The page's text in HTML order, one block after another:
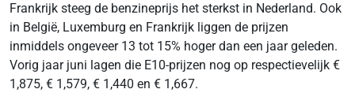
Frankrijk steeg de benzineprijs het sterkst in Nederland. Ook
in België, Luxemburg en Frankrijk liggen de prijzen
inmiddels ongeveer 13 tot 15% hoger dan een jaar geleden.
Vorig jaar juni lagen die E10-prijzen nog op respectievelijk €
1,875, € 1,579, € 1,440 en € 1,667.